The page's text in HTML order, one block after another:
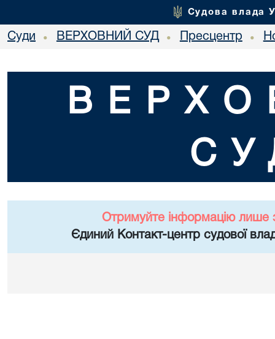
Судова влада
Суди • ВЕРХОВНИЙ СУД • Пресцентр •
Отримуйте інформацію лише
Єдиний Контакт-центр судової